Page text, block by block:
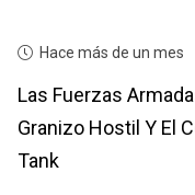
Hace más de un mes
Las Fuerzas
Granizo Hostil Y El
Tank